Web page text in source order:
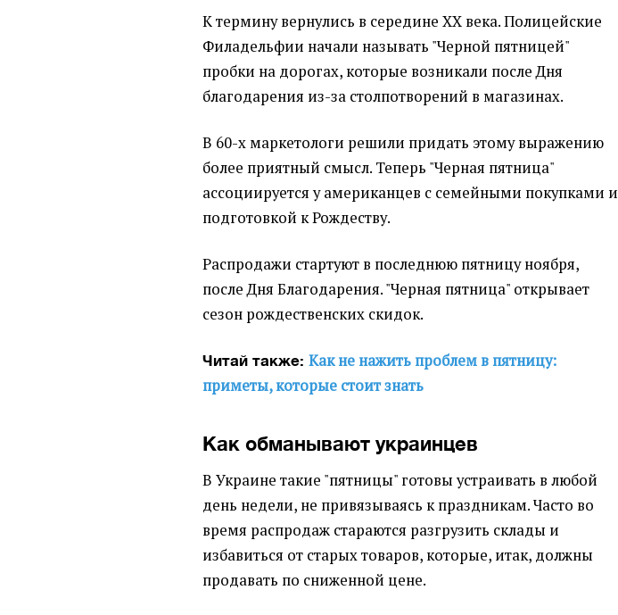
К термину вернулись в середине ХХ века. Полицейские
Филадельфии начали называть "Черной пятницей"
пробки на дорогах, которые возникали после Дня
благодарения из-за столпотворений в магазинах.
В 60-х маркетологи решили придать этому выражению
более приятный смысл. Теперь "Черная пятница"
ассоциируется у американцев с семейными покупками и
подготовкой к Рождеству.
Распродажи стартуют в последнюю пятницу ноября,
после Дня Благодарения. "Черная пятница" открывает
сезон рождественских скидок.
Читай также:Как не нажить проблем в пятницу:
приметы, которые стоит знать
Как обманывают украинцев
В Украине такие "пятницы" готовы устраивать в любой
день недели, не привязываясь к праздникам. Часто во
время распродаж стараются разгрузить склады и
избавиться от старых товаров, которые, итак, должны
продавать по сниженной цене.